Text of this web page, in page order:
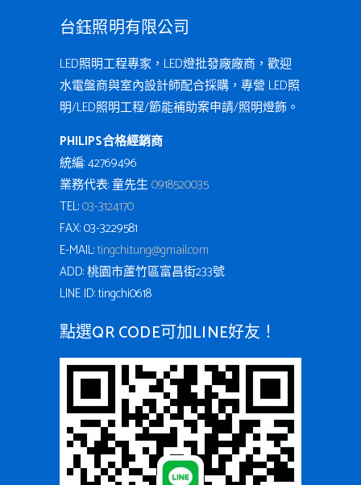
台鈺照明有限公司
LED照明工程專家，LED燈批發廠廠商，歡迎
水電盤商與室內設計師配合採購，專營 LED照
明/LED照明工程/節能補助案申請/照明燈飾。
PHILIPS合格經銷商
統編: 42769496
業務代表: 童先生0918520035
TEL:03-3124170
FAX: 03-3229581
E-MAIL:tingchi.tung@gmail.com
ADD: 桃園市蘆竹區富昌街233號
LINE ID: tingchi0618
點選QR CODE可加LINE好友！